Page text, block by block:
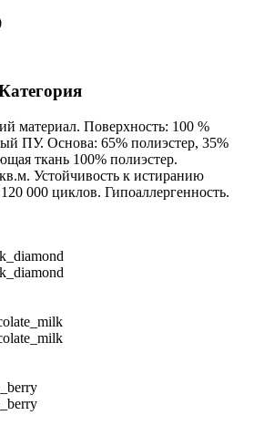
материал. Поверхность: 100 %
ПУ. Основа: 65% полиэстер, 35%
ткань 100% полиэстер.
Устойчивость к истиранию
000 циклов. Гипоаллергенность.